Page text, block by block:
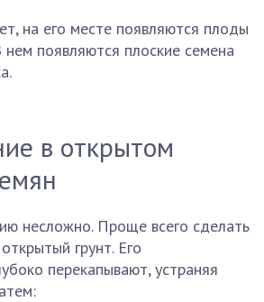
на его месте появляются плоды
появляются плоские семена
в открытом
несложно. Проще всего сделать
грунт. Его
перекапывают, устраняя